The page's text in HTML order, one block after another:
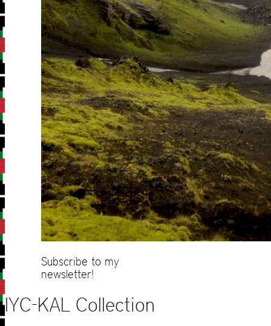
Subscribe to my
newsletter!
IYC-KAL Collection